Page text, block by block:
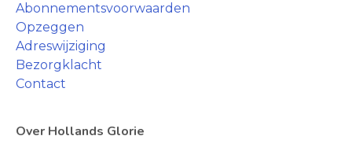
Abonnementsvoorwaarden
Opzeggen
Adreswijziging
Bezorgklacht
Contact
Over Hollands Glorie